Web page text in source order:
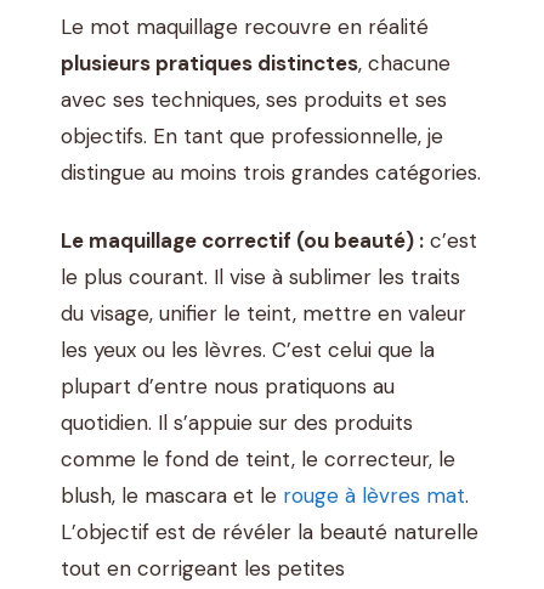
Le mot maquillage recouvre en réalité
plusieurs pratiques distinctes, chacune
avec ses techniques, ses produits et ses
objectifs. En tant que professionnelle, je
distingue au moins trois grandes catégories.
Le maquillage correctif (ou beauté) : c’est
le plus courant. Il vise à sublimer les traits
du visage, unifier le teint, mettre en valeur
les yeux ou les lèvres. C’est celui que la
plupart d’entre nous pratiquons au
quotidien. Il s’appuie sur des produits
comme le fond de teint, le correcteur, le
blush, le mascara et le rouge à lèvres mat.
L’objectif est de révéler la beauté naturelle
tout en corrigeant les petites